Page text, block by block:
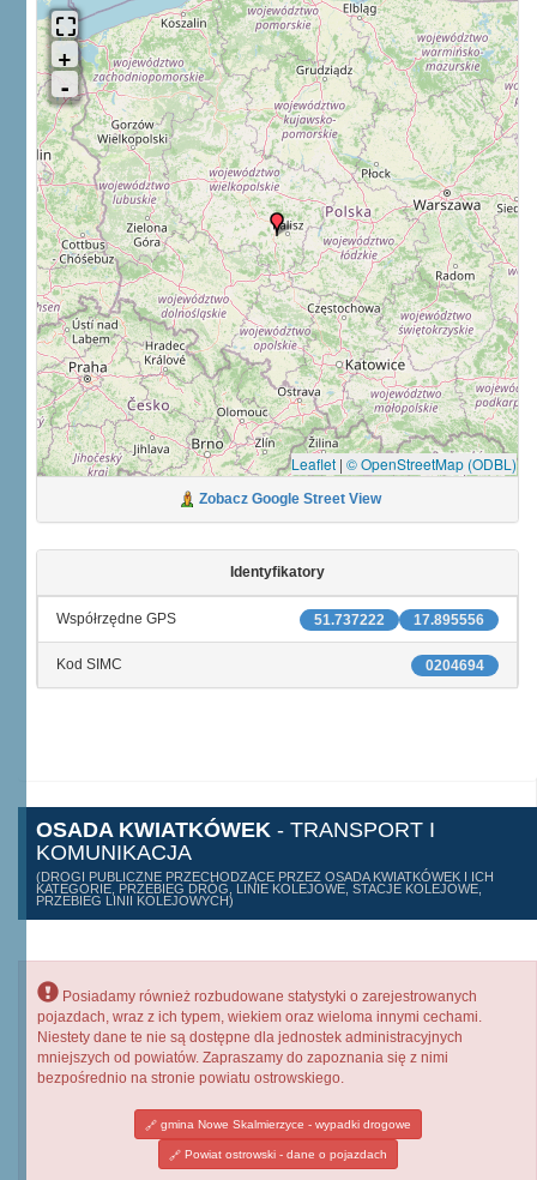
Leaflet | © OpenStreetMap (ODBL)
Zobacz Google Street View
Identyfikatory
17.895556
51.737222
Współrzędne GPS
0204694
Kod SIMC
OSADA KWIATKÓWEK - TRANSPORT I
KOMUNIKACJA
(DROGI PUBLICZNE PRZECHODZĄCE PRZEZ OSADA KWIATKÓWEK I ICH
KATEGORIE, PRZEBIEG DRÓG, LINIE KOLEJOWE, STACJE KOLEJOWE,
PRZEBIEG LINII KOLEJOWYCH)
Posiadamy również rozbudowane statystyki o zarejestrowanych
pojazdach, wraz z ich typem, wiekiem oraz wieloma innymi cechami.
Niestety dane te nie są dostępne dla jednostek administracyjnych
mniejszych od powiatów. Zapraszamy do zapoznania się z nimi
bezpośrednio na stronie powiatu ostrowskiego.
gmina Nowe Skalmierzyce - wypadki drogowe
Powiat ostrowski - dane o pojazdach